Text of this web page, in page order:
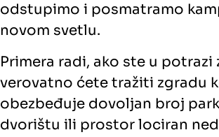
odstupimo i posmatramo
novom svetlu.
Primera radi, ako ste u potrazi
verovatno ćete tražiti zgradu
obezbeđuje dovoljan broj
dvorištu ili prostor lociran